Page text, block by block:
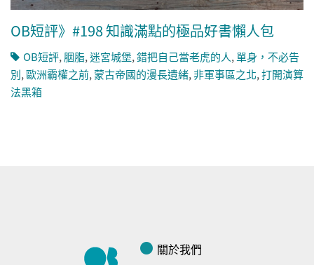
OB短評》#198 知識滿點的極品好書懶人包
OB短評, 胭脂,迷宮城堡,錯把自己當老虎的人, 單身，不必告
別,歐洲霸權之前, 蒙古帝國的漫長遺緒,非軍事區之北,打開演算
法黑箱
關於我們